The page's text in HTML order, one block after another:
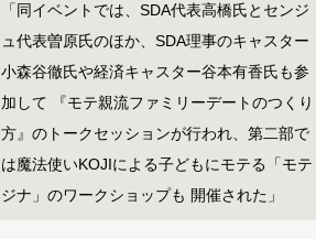
「同イベントでは、SDA代表高橋氏とセンジ
ュ代表曽原氏のほか、SDA理事のキャスター
小森谷徹氏や経済キャスター谷本有香氏も参
加して 『モテ親流ファミリーデートのつくり
方』のトークセッションが行われ、第二部で
は魔法使いKOJIによる子どもにモテる「モテ
ジナ」のワークショップも 開催された」